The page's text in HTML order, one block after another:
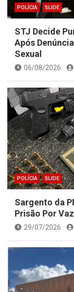
POLÍCIA SLIDE
STJ Decide
Após
Sexual
06/08/2026
POLÍCIA SLIDE
Sargento da
Prisão Por
29/07/2026